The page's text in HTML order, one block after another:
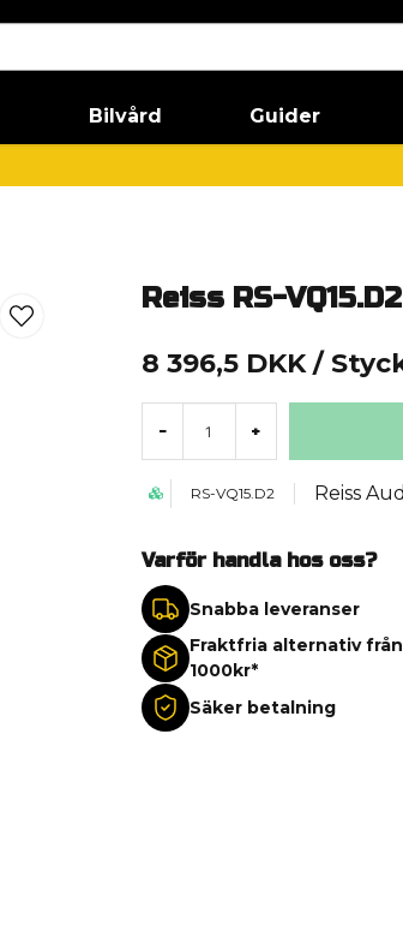
Bilvård Guider
Reiss RS-VQ15.D2
8 396,5 DKK /
- +
RS-VQ15.D2 Reiss
Varför handla hos oss?
Snabba leveranser
Fraktfria alternativ från
1000kr*
Säker betalning